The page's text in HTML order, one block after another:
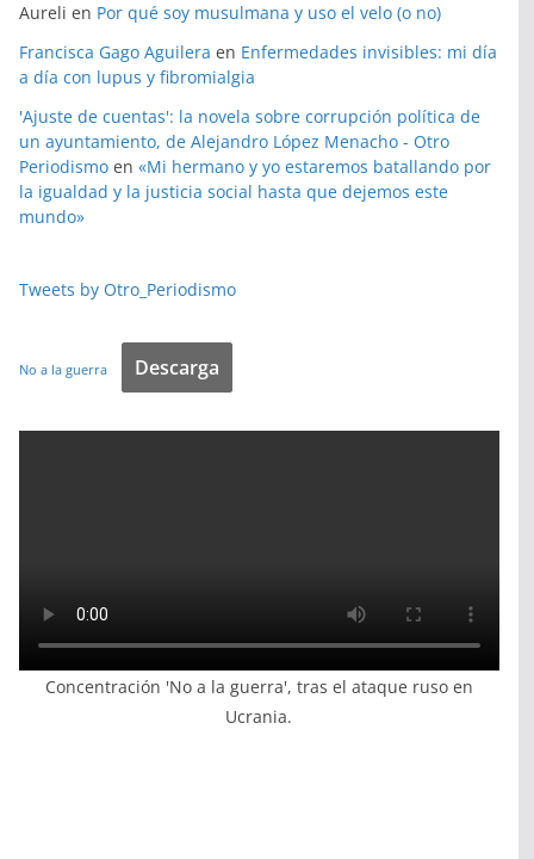
Aureli en Por qué soy musulmana y uso el velo (o no)
Francisca Gago Aguilera en Enfermedades invisibles: mi día
a día con lupus y fibromialgia
'Ajuste de cuentas': la novela sobre corrupción política de
un ayuntamiento, de Alejandro López Menacho - Otro
Periodismo en «Mi hermano y yo estaremos batallando por
la igualdad y la justicia social hasta que dejemos este
mundo»
Tweets by Otro_Periodismo
No a la guerra Descarga
Concentración 'No a la guerra', tras el ataque ruso en
Ucrania.